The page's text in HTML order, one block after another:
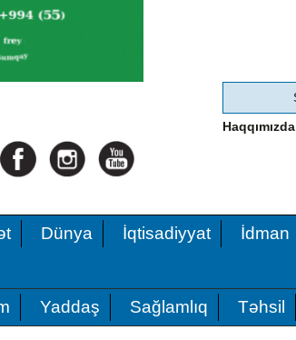
Haqqımızda
Dünya İqtisadiyyat İdman
Yaddaş Sağlamlıq Təhsil